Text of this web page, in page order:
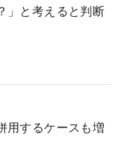
」と考えると判断
用するケースも増